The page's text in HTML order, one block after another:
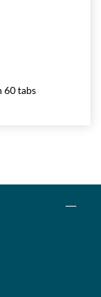
60 tabs